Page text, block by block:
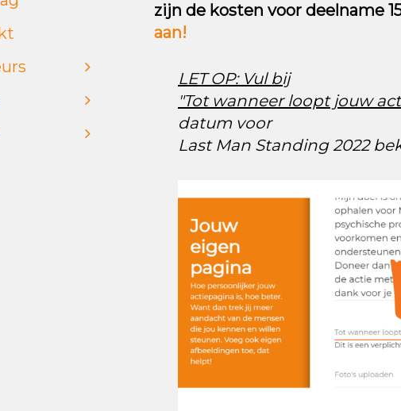
zijn de kosten voor deelname
aan!
LET OP: Vul bij
"Tot wanneer loopt jouw
datum voor
Last Man Standing 2022